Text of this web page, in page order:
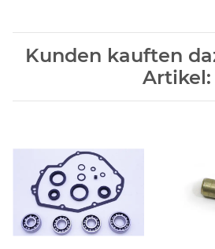
Kunden kauften
Artikel: